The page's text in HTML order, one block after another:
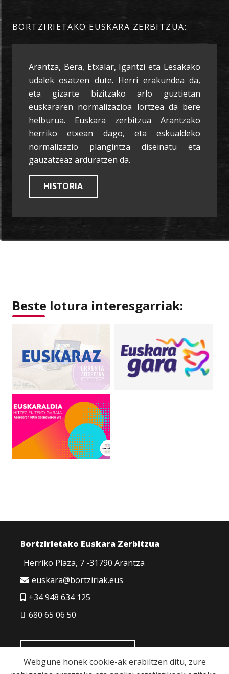
BORTZIRIETAKO EUSKARA ZERBITZUA:
Arantza, Bera, Etxalar, Igantzi eta Lesakako
udalek osatzen dute. Herri erakundea da,
eta gizarte bizitzako arlo guztietan
euskararen normalizazioa lortzea da bere
helburua. Euskara zerbitzua Arantzako
herriko etxean dago, eta eskualdeko
normalizazio plangintza diseinatu eta
gauzatzeaz arduratzen da.
HISTORIA
Beste lotura interesgarriak:
Bortzirietako Euskara Zerbitzua
Herriko Plaza, 7 -31790 Arantza
euskara@bortziriak.eus
+34 948 634 125
680 65 06 50
Webgune honek cookie-ak erabiltzen ditu, zure